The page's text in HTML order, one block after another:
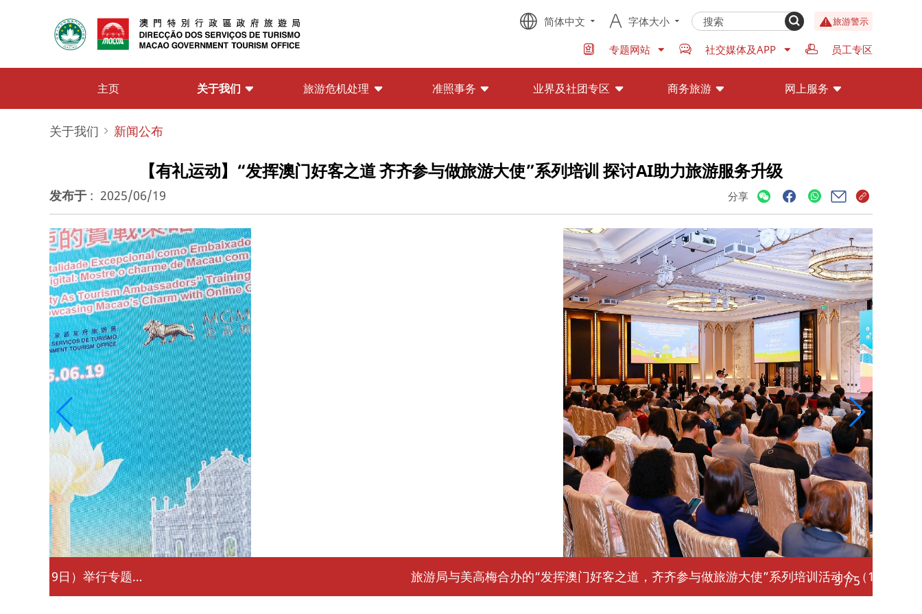
简体中文 字体大小 旅游警示
专题网站 社交媒体及APP 员工专区
主页 关于我们 旅游危机处理 准照事务 业界及社团专区 商务旅游 网上服务
关于我们 新闻公布
【有礼运动】“发挥澳门好客之道 齐齐参与做旅游大使”系列培训 探讨AI助力旅游服务升级
发布于 : 2025/06/19 分享
旅游局与美高梅合办的“发挥澳门好客之道，齐齐参与做旅游大使”系列培训活动今（19日）举行专题讲座 3/5